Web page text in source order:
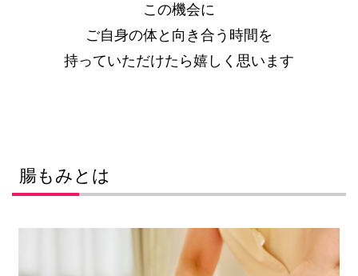
この機会に
ご自身の体と向き合う時間を
持っていただけたら嬉しく思います
腸もみとは